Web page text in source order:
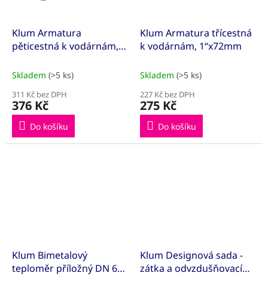
Klum Armatura
pěticestná k vodárnám,
Skladem (>5 ks)
311 Kč bez DPH
376 Kč
Do košíku
Klum Armatura třícestná
k vodárnám, 1“x72mm
Skladem (>5 ks)
227 Kč bez DPH
275 Kč
Do košíku
Klum Bimetalový
teploměr příložný DN 63,
Klum Designová sada -
zátka a odvzdušňovací